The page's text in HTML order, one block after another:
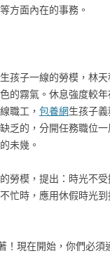
方面內在的事務。
孩子一線的勞模，林
的霧氣。休息強度較
職工， 包養網生孩子
乏的，分開任務職位
未幾。
勞模，提出：時光不
忙時，應用休假時光
！現在開始，你們必